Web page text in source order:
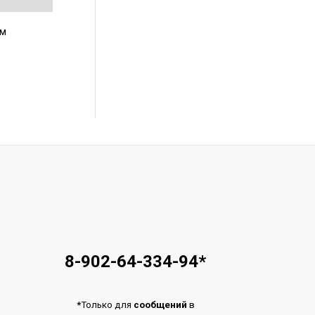
8-902-64-334-94*
*Только для сообщений в